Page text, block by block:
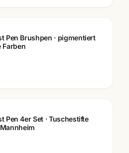
Pen Brushpen · pigmentiert
Farben
Pen 4er Set · Tuschestifte